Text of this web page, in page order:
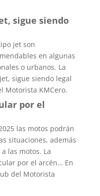
sigue siendo
jet son
en algunas
o urbanos. La
sigue siendo legal
Motorista KMCero.
por el
las motos podrán
situaciones, además
las motos. La
por el arcén… En
del Motorista